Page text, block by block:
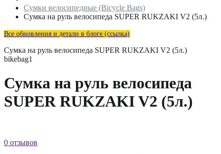
Сумки велосипедные (Bicycle Bags)
Сумка на руль велосипеда SUPER RUKZAKI V2 (5л.)
Все обновления и детали в блоге (ссылка)
Сумка на руль велосипеда SUPER RUKZAKI V2 (5л.)
bikebag1
Сумка на руль велосипеда
SUPER RUKZAKI V2 (5л.)
0 отзывов